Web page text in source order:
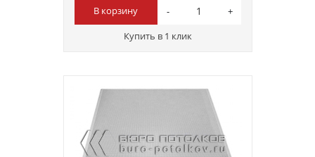
В корзину
Купить в 1 клик